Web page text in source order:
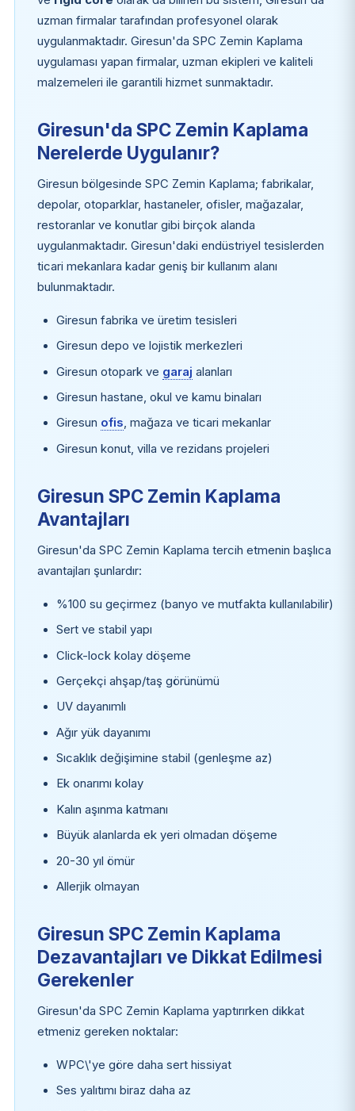
uzman firmalar tarafından profesyonel olarak
uygulanmaktadır. Giresun'da SPC Zemin Kaplama
uygulaması yapan firmalar, uzman ekipleri ve kaliteli
malzemeleri ile garantili hizmet sunmaktadır.
Giresun'da SPC Zemin Kaplama
Nerelerde Uygulanır?
Giresun bölgesinde SPC Zemin Kaplama; fabrikalar,
depolar, otoparklar, hastaneler, ofisler, mağazalar,
restoranlar ve konutlar gibi birçok alanda
uygulanmaktadır. Giresun'daki endüstriyel tesislerden
ticari mekanlara kadar geniş bir kullanım alanı
bulunmaktadır.
Giresun fabrika ve üretim tesisleri
Giresun depo ve lojistik merkezleri
Giresun otopark ve garaj alanları
Giresun hastane, okul ve kamu binaları
Giresun ofis, mağaza ve ticari mekanlar
Giresun konut, villa ve rezidans projeleri
Giresun SPC Zemin Kaplama
Avantajları
Giresun'da SPC Zemin Kaplama tercih etmenin başlıca
avantajları şunlardır:
%100 su geçirmez (banyo ve mutfakta kullanılabilir)
Sert ve stabil yapı
Click-lock kolay döşeme
Gerçekçi ahşap/taş görünümü
UV dayanımlı
Ağır yük dayanımı
Sıcaklık değişimine stabil (genleşme az)
Ek onarımı kolay
Kalın aşınma katmanı
Büyük alanlarda ek yeri olmadan döşeme
20-30 yıl ömür
Allerjik olmayan
Giresun SPC Zemin Kaplama
Dezavantajları ve Dikkat Edilmesi
Gerekenler
Giresun'da SPC Zemin Kaplama yaptırırken dikkat
etmeniz gereken noktalar:
WPC\'ye göre daha sert hissiyat
Ses yalıtımı biraz daha az